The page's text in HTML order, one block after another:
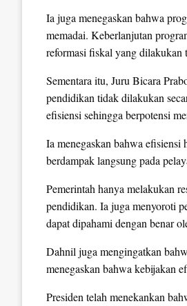
Ia juga menegaskan bahwa
memadai. Keberlanjutan
reformasi fiskal yang dilakukan
Sementara itu, Juru Bicara
pendidikan tidak dilakukan
efisiensi sehingga berpotensi
Ia menegaskan bahwa
berdampak langsung pada
Pemerintah hanya melakukan
pendidikan. Ia juga menyoroti
dapat dipahami dengan benar
Dahnil juga mengingatkan
menegaskan bahwa kebijakan
Presiden telah menekankan